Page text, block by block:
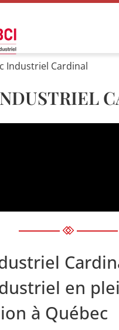
Industriel Cardinal
en
à Québec